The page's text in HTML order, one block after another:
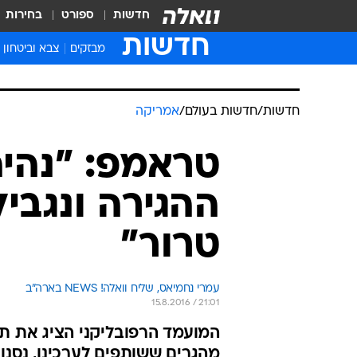
חדשות ספורט בחירות
חדשות מבזקים צבא וביטחון
חדשות/חדשות בעולם/אמריקה
טראמפ:
ההגירה
טרור"
עמרי נחמיאס, שליח וואלה! NEWS בארה"ב
15.8.2016 / 21:01
המועמד הרפובליקני הציג את